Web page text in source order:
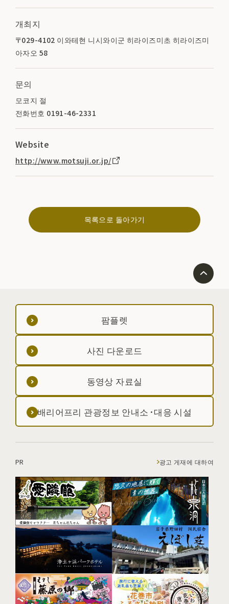
개최지
〒029-4102 이와테현 니시와이군 히라이즈미초 히라이즈미
아자오 58
문의
모코지 절
전화번호 0191-46-2331
Website
http://www.motsuji.or.jp/
목록으로 돌아가기
팜플렛
사진 다운로드
동영상 자료실
배리어프리 관광정보 안내소·대응 시설
PR 광고 게재에 대하여